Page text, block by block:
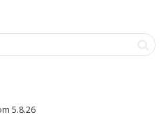
5.8.26